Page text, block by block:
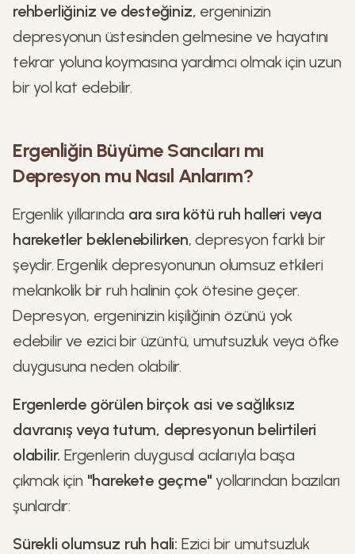
rehberliğiniz ve desteğiniz, ergeninizin
depresyonun üstesinden gelmesine ve hayatını
tekrar yoluna koymasına yardımcı olmak için uzun
bir yol kat edebilir.
Ergenliğin Büyüme Sancıları mı
Depresyon mu Nasıl Anlarım?
Ergenlik yıllarında ara sıra kötü ruh halleri veya
hareketler beklenebilirken, depresyon farklı bir
şeydir. Ergenlik depresyonunun olumsuz etkileri
melankolik bir ruh halinin çok ötesine geçer.
Depresyon, ergeninizin kişiliğinin özünü yok
edebilir ve ezici bir üzüntü, umutsuzluk veya öfke
duygusuna neden olabilir.
Ergenlerde görülen birçok asi ve sağlıksız
davranış veya tutum, depresyonun belirtileri
olabilir. Ergenlerin duygusal acılarıyla başa
çıkmak için "harekete geçme" yollarından bazıları
şunlardır:
Sürekli olumsuz ruh hali: Ezici bir umutsuzluk